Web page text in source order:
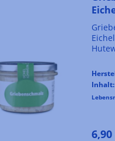
und
Inhalt: